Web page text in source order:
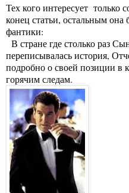
Тех кого интересует только
конец статьи, остальным она
фантики:
В стране где столько раз
переписывалась история,
подробно о своей позиции в
горячим следам.